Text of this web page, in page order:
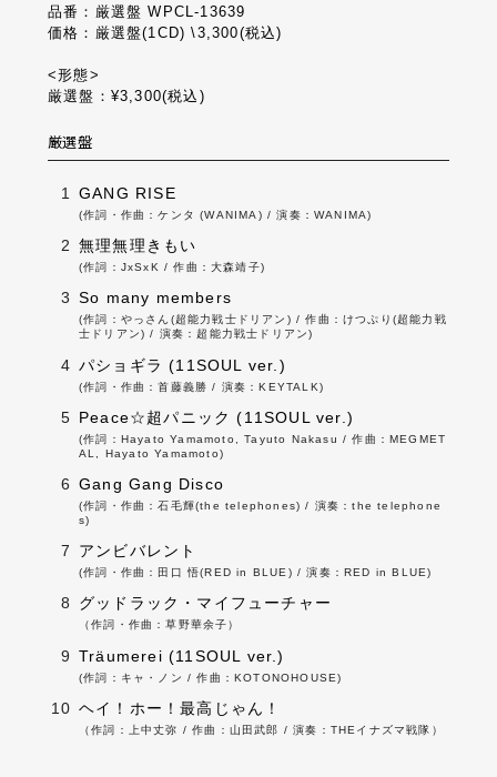
品番：厳選盤 WPCL-13639
価格：厳選盤(1CD) \3,300(税込)
<形態>
厳選盤：¥3,300(税込)
厳選盤
1 GANG RISE
(作詞・作曲：ケンタ (WANIMA) / 演奏：WANIMA)
2 無理無理きもい
(作詞：JxSxK / 作曲：大森靖子)
3 So many members
(作詞：やっさん(超能力戦士ドリアン) / 作曲：けつぷり(超能力戦
士ドリアン) / 演奏：超能力戦士ドリアン)
4 パショギラ (11SOUL ver.)
(作詞・作曲：首藤義勝 / 演奏：KEYTALK)
5 Peace☆超パニック (11SOUL ver.)
(作詞：Hayato Yamamoto, Tayuto Nakasu / 作曲：MEGMET
AL, Hayato Yamamoto)
6 Gang Gang Disco
(作詞・作曲：石毛輝(the telephones) / 演奏：the telephone
s)
7 アンビバレント
(作詞・作曲：田口 悟(RED in BLUE) / 演奏：RED in BLUE)
8 グッドラック・マイフューチャー
（作詞・作曲：草野華余子）
9 Träumerei (11SOUL ver.)
(作詞：キャ・ノン / 作曲：KOTONOHOUSE)
10 ヘイ！ホー！最高じゃん！
（作詞：上中丈弥 / 作曲：山田武郎 / 演奏：THEイナズマ戦隊）